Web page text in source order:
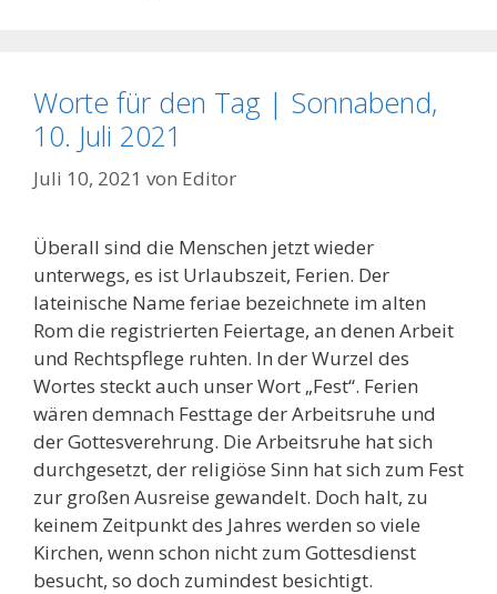
Worte für den Tag | Sonnabend,
10. Juli 2021
Juli 10, 2021 von Editor
Überall sind die Menschen jetzt wieder
unterwegs, es ist Urlaubszeit, Ferien. Der
lateinische Name feriae bezeichnete im alten
Rom die registrierten Feiertage, an denen Arbeit
und Rechtspflege ruhten. In der Wurzel des
Wortes steckt auch unser Wort „Fest“. Ferien
wären demnach Festtage der Arbeitsruhe und
der Gottesverehrung. Die Arbeitsruhe hat sich
durchgesetzt, der religiöse Sinn hat sich zum Fest
zur großen Ausreise gewandelt. Doch halt, zu
keinem Zeitpunkt des Jahres werden so viele
Kirchen, wenn schon nicht zum Gottesdienst
besucht, so doch zumindest besichtigt.